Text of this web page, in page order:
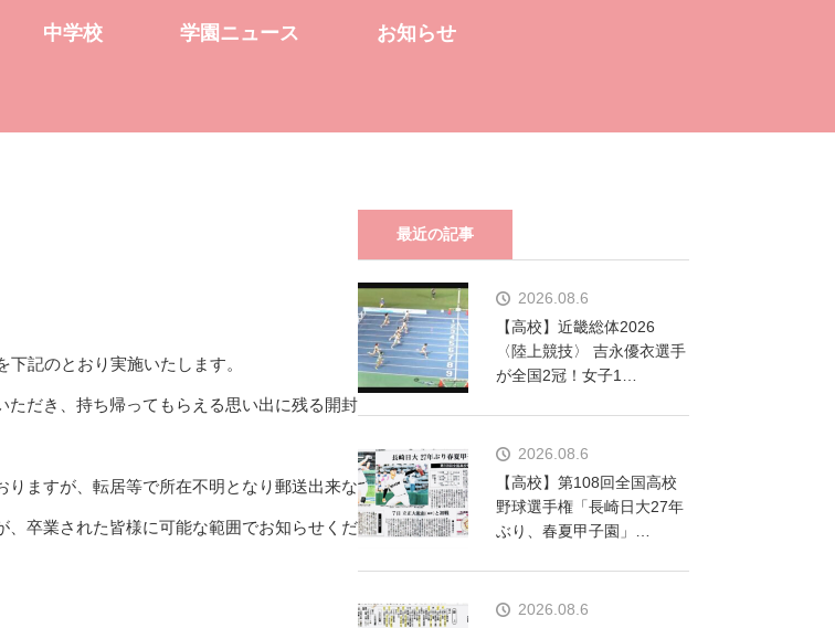
中学校 学園ニュース お知らせ
記のとおり実施いたします。
だき、持ち帰ってもらえる思い出に残る開封
ますが、転居等で所在不明となり郵送出来な
卒業された皆様に可能な範囲でお知らせくだ
最近の記事
2026.08.6
【高校】近畿総体2026
〈陸上競技〉 吉永優衣選手
が全国2冠！女子1…
2026.08.6
【高校】第108回全国高校
野球選手権「長崎日大27年
ぶり、春夏甲子園」…
2026.08.6